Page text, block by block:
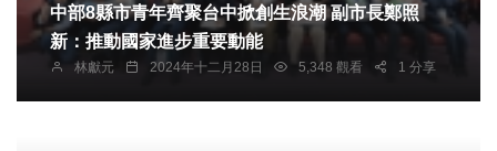
中部8縣市青年齊聚台中掀創生浪潮 副市長鄭照
新：推動國家進步重要動能
林獻元 2024年十二月28日 5,348 觀看 1 分享